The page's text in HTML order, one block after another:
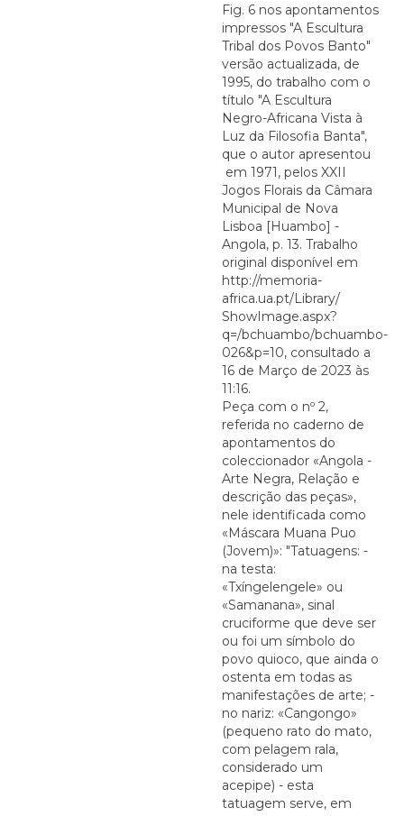
Fig. 6 nos apontamentos
impressos "A Escultura
Tribal dos Povos Banto"
versão actualizada, de
1995, do trabalho com o
título "A Escultura
Negro-Africana Vista à
Luz da Filosofia Banta",
que o autor apresentou
em 1971, pelos XXII
Jogos Florais da Câmara
Municipal de Nova
Lisboa [Huambo] -
Angola, p. 13. Trabalho
original disponível em
http://memoria-
africa.ua.pt/Library/
ShowImage.aspx?
q=/bchuambo/bchuambo-
026&p=10, consultado a
16 de Março de 2023 às
11:16.
Peça com o nº 2,
referida no caderno de
apontamentos do
coleccionador «Angola -
Arte Negra, Relação e
descrição das peças»,
nele identificada como
«Máscara Muana Puo
(Jovem)»: "Tatuagens: -
na testa:
«Txíngelengele» ou
«Samanana», sinal
cruciforme que deve ser
ou foi um símbolo do
povo quioco, que ainda o
ostenta em todas as
manifestações de arte; -
no nariz: «Cangongo»
(pequeno rato do mato,
com pelagem rala,
considerado um
acepipe) - esta
tatuagem serve, em